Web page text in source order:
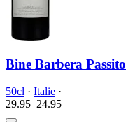
Bine Barbera Passito
50cl · Italie ·
29.95 24.95